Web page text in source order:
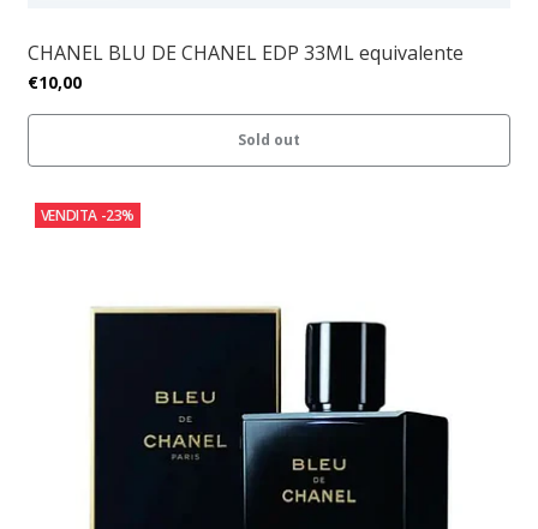
CHANEL BLU DE CHANEL EDP 33ML equivalente
€10,00
Sold out
VENDITA -23%